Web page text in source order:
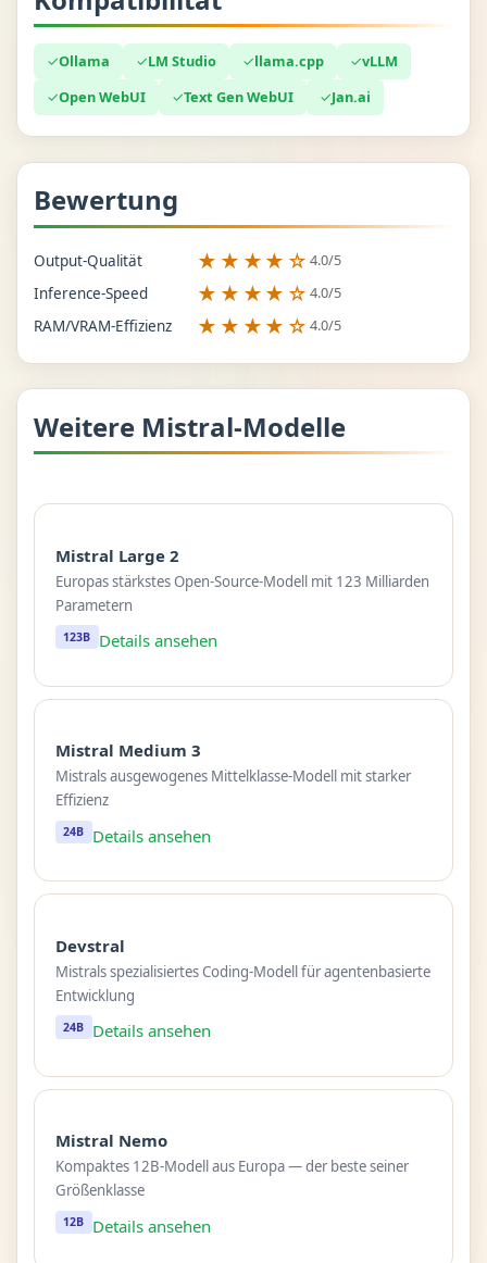
✓Ollama ✓LM Studio ✓llama.cpp ✓vLLM
✓Open WebUI ✓Text Gen WebUI ✓Jan.ai
Bewertung
Output-Qualität ★★★★☆ 4.0/5
Inference-Speed
★★★★☆ 4.0/5
RAM/VRAM-Effizienz
★★★★☆ 4.0/5
Weitere Mistral-Modelle
Mistral Large 2
Europas stärkstes Open-Source-Modell mit 123 Milliarden
Parametern
123B Details ansehen
Mistral Medium 3
Mistrals ausgewogenes Mittelklasse-Modell mit starker
Effizienz
24B Details ansehen
Devstral
Mistrals spezialisiertes Coding-Modell für agentenbasierte
Entwicklung
24B Details ansehen
Mistral Nemo
Kompaktes 12B-Modell aus Europa — der beste seiner
Größenklasse
12B Details ansehen